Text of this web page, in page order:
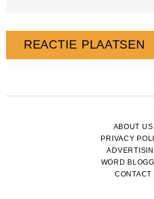
ABOUT US
PRIVACY
WORD
CONTACT